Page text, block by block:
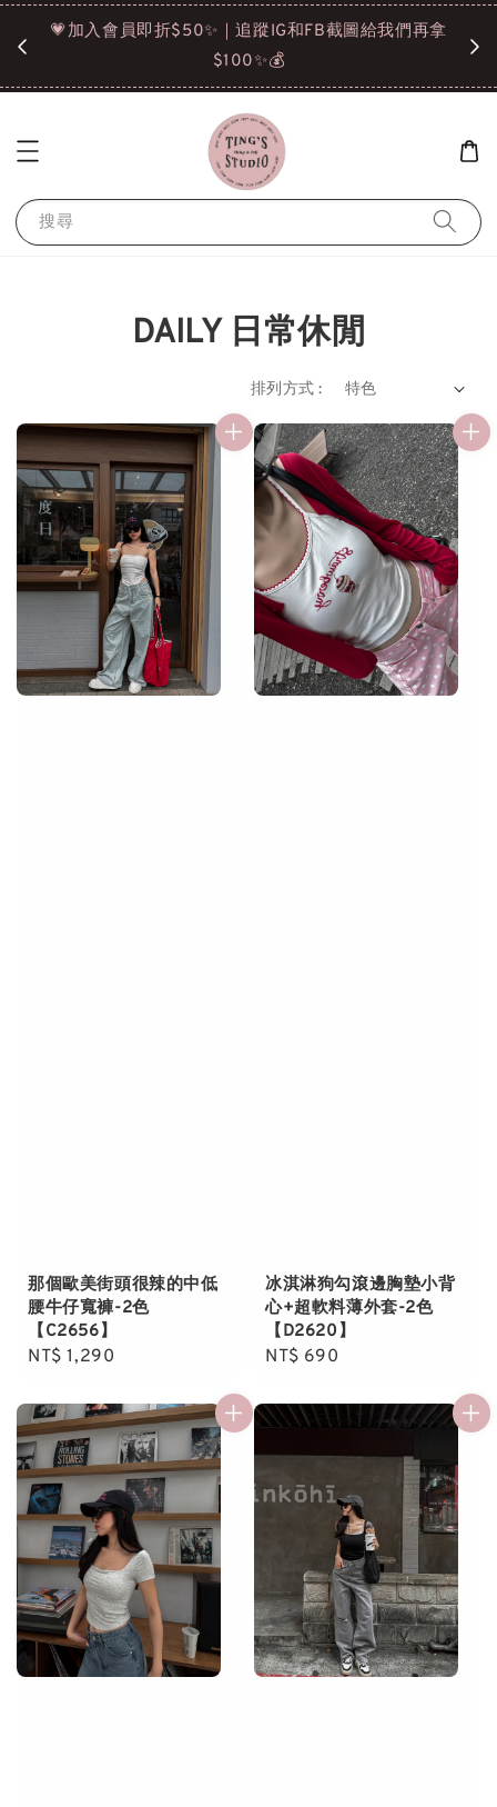
選
💗加入會員即折$50✨｜追蹤IG和FB截圖給我們再拿
$100✨💰
搜尋
DAILY 日常休閒
排列方式 :
那個歐美街頭很辣的中低
腰牛仔寬褲-2色
【C2656】
Regular
NT$ 1,290
冰淇淋狗勾滾邊胸墊小背
心+超軟料薄外套-2色
【D2620】
Regular
NT$ 690